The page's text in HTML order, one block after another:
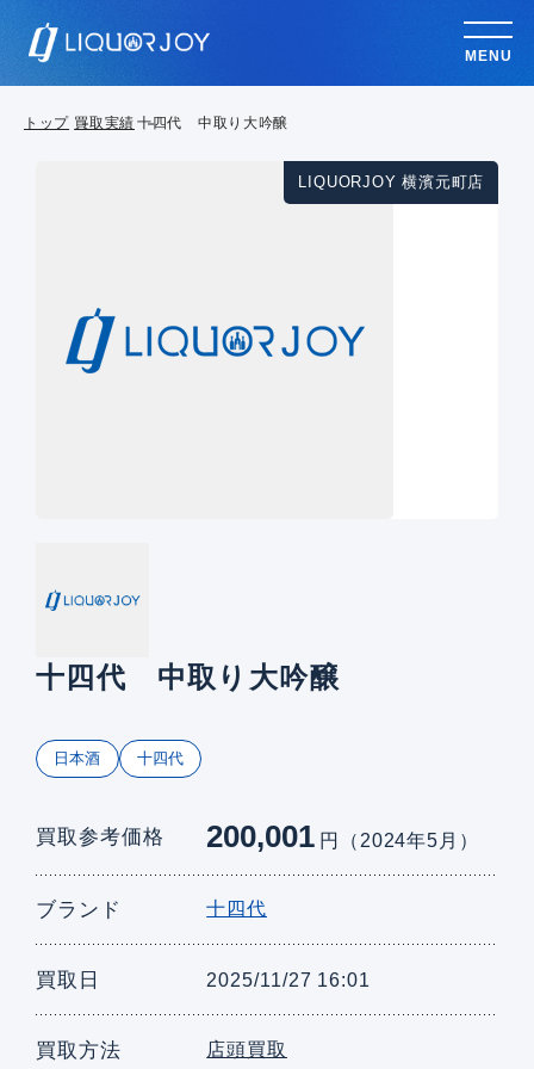
MENU
トップ 買取実績 十四代 中取り大吟醸
LIQUORJOY 横濱元町店
十四代 中取り大吟醸
日本酒 十四代
買取参考価格 200,001 円（2024年5月）
ブランド 十四代
買取日 2025/11/27 16:01
買取方法 店頭買取